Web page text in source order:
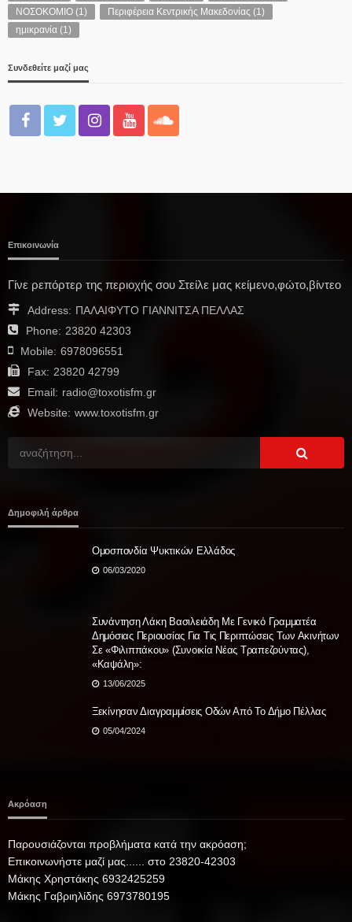
ΝΟΣΟΚΟΜΙΟ (1) Περιφέρεια Κεντρικής Μακεδονίας (1)
ημικρανία (1)
Συνδεθείτε μαζί μας
Επικοινωνία
Γίνε ρεπόρτερ της περιοχής σου Στείλε μας κείμενο,φώτο,βίντεο
Address: ΠΑΛΑΙΦΥΤΟ ΓΙΑΝΝΙΤΣΑ ΠΕΛΛΑΣ
Phone: 23820 42303
Mobile: 6978096551
Fax: 23820 42799
Email: radio@toxotisfm.gr
Website: www.toxotisfm.gr
Δημοφιλή άρθρα
Ομοσπονδία Ψυκτικών Ελλάδος
06/03/2020
Συνάντηση Λάκη Βασιλειάδη Με Γενικό Γραμματέα
Δημόσιας Περιουσίας Για Τις Περιπτώσεις Των Ακινήτων
Σε «Φιλιππάκου» (Συνοικία Νέας Τραπεζούντας),
«Καψάλη»:
13/06/2025
Ξεκίνησαν Διαγραμμίσεις Οδών Από Το Δήμο Πέλλας
05/04/2024
Ακρόαση
Παρουσιάζονται προβλήματα κατά την ακρόαση;
Επικοινωνήστε μαζί μας...... στο 23820-42303
Μάκης Χρηστάκης 6932425259
Μάκης Γαβριηλίδης 6973780195